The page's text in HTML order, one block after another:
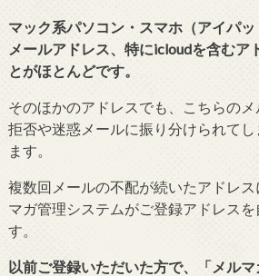
マック系パソコン・スマホ（アイパ
メールアドレス、特にicloudを含むア
とがほとんどです。
そのほかのアドレスでも、こちらの
拒否や迷惑メールに振り分けられて
ます。
複数回メールの不配が続いたアドレ
マガ管理システムがご登録アドレスを
す。
以前ご登録いただいた方で、「メルマ